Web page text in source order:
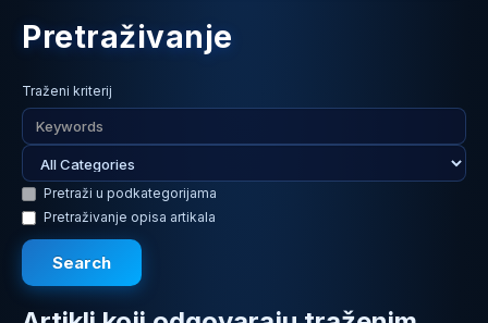
Pretraživanje
Traženi kriterij
Pretraži u podkategorijama
Pretraživanje opisa artikala